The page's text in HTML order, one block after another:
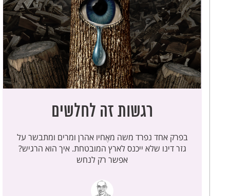
רגשות זה לחלשים
בפרק אחד נפרד משה מאֶחיו אהרן ומרים ומתבשר על
גזר דינו שלא ייכנס לארץ המובטחת. איך הוא הרגיש?
אפשר רק לנחש